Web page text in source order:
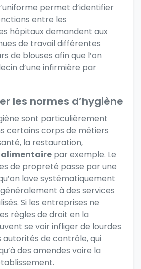
permet d’identifier
entre les
hôpitaux demandent aux
de travail différentes
de blouses afin que l’on
d’une infirmière par
les normes d’hygiène
sont particulièrement
certains corps de métiers
, la restauration,
par exemple. Le
de propreté passe par une
lave systématiquement
à des services
Si les entreprises ne
règles de droit en la
se voir infliger de lourdes
autorités de contrôle, qui
des amendes voire la